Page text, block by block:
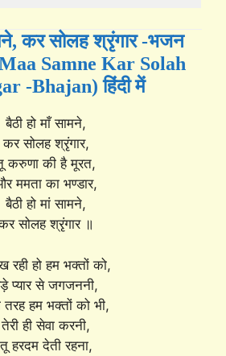
कर सोलह श्रृंगार -भजन
Samne Kar Solah
-Bhajan) हिंदी में
बैठी हो माँ सामने,
कर सोलह श्रृंगार,
करुणा की है मूरत,
ममता का भण्डार,
बैठी हो मां सामने,
सोलह श्रृंगार ॥
रही हो हम भक्तों को,
प्यार से जगजननी,
तरह हम भक्तों को भी,
तेरी ही सेवा करनी,
तू हरदम देती रहना,